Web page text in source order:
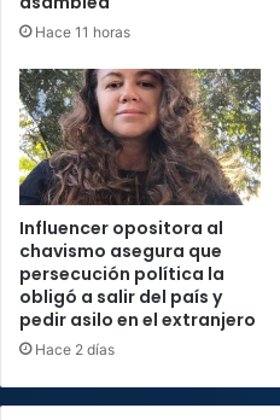
Hace 11 horas
Influencer opositora al
chavismo asegura que
persecución política la
obligó a salir del país y
pedir asilo en el extranjero
Hace 2 días